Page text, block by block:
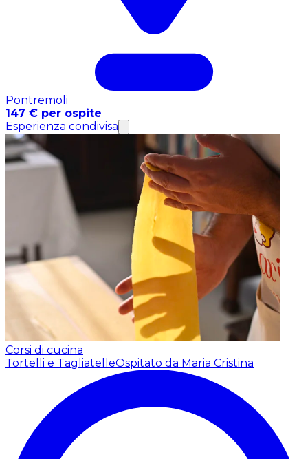
Pontremoli
147 € per ospite
Esperienza condivisa
Corsi di cucina
Tortelli e TagliatelleOspitato da Maria Cristina